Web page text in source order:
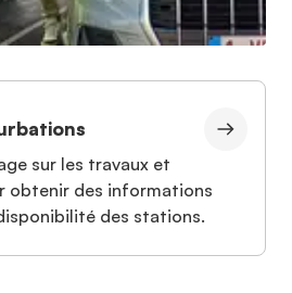
sur les travaux et
obtenir des informations
des stations.